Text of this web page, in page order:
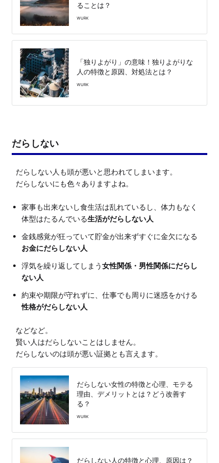
ることは？
WURK
「独りよがり」の意味！独りよがりな
人の特徴と原因、対処法とは？
WURK
だらしない
だらしない人も頭が悪いと思われてしまいます。
家事も出来ないし食生活は乱れているし、体力もなく
体型はたるんでいる生活がだらしない人
金銭感覚が狂っていて貯金が出来ずすぐに金欠になる
お金にだらしない人
浮気を繰り返してしまう 女性関係・男性関係にだらし
ない人
約束や期限が守れずに、仕事でも周りに迷惑をかける
性格がだらしない人
などなど。
賢い人はだらしないことはしません。
だらしない女性の特徴と心理、モテる
理由、デメリットとは？どう改善す
る？
WURK
だらしない人の特徴と心理、原因は？